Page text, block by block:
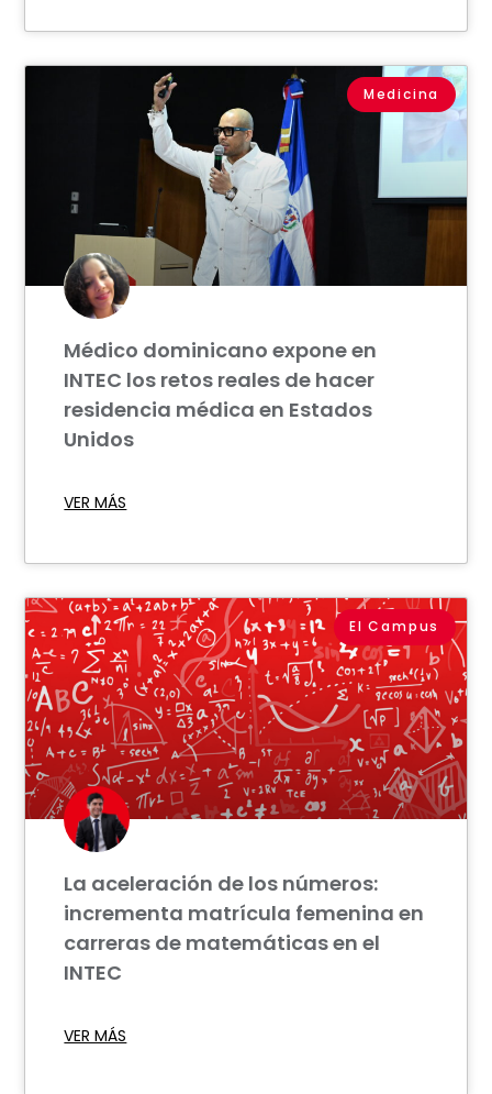
Medicina
Médico dominicano expone en
INTEC los retos reales de hacer
residencia médica en Estados
Unidos
VER MÁS
El Campus
La aceleración de los números:
incrementa matrícula femenina en
carreras de matemáticas en el
INTEC
VER MÁS